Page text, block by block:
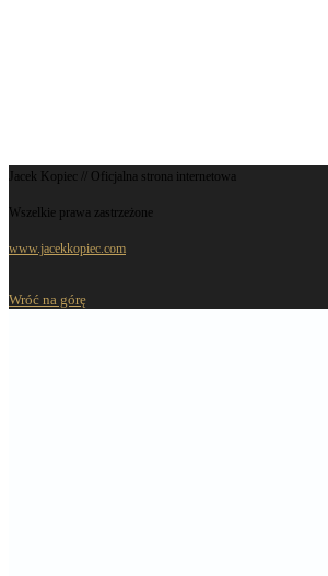
Jacek Kopiec // Oficjalna strona internetowa
Wszelkie prawa zastrzeżone
www.jacekkopiec.com
Wróć na górę